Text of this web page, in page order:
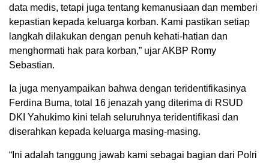
data medis, tetapi juga tentang kemanusiaan dan memberi
kepastian kepada keluarga korban. Kami pastikan setiap
langkah dilakukan dengan penuh kehati-hatian dan
menghormati hak para korban,” ujar AKBP Romy
Sebastian.
Ia juga menyampaikan bahwa dengan teridentifikasinya
Ferdina Buma, total 16 jenazah yang diterima di RSUD
DKI Yahukimo kini telah seluruhnya teridentifikasi dan
diserahkan kepada keluarga masing-masing.
“Ini adalah tanggung jawab kami sebagai bagian dari Polri